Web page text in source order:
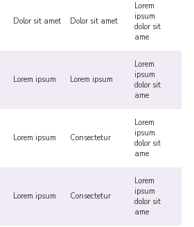
Dolor sit amet Dolor sit amet
Lorem
ipsum
dolor sit
ame
Lorem ipsum Lorem ipsum
Lorem
ipsum
dolor sit
ame
Lorem ipsum Consectetur
Lorem
ipsum
dolor sit
ame
Lorem ipsum Consectetur
Lorem
ipsum
dolor sit
ame